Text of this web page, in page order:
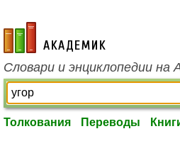
academic.ru
Словари и энциклопедии на
Толкования Переводы